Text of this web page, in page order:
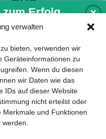
verwalten
bieten, verwenden wir
Geräteinformationen zu
Wenn du diesen
wir Daten wie das
IDs auf dieser Website
nicht erteilst oder
und Funktionen
zum marktfähigen Angebot
X
zum Erfolg
Geschäftsmodells sind für
unverzichtbar. Das
Canvas hilft, sich dabei
zu konzentrieren
zu behalten, worauf es
unseren kostenlosen